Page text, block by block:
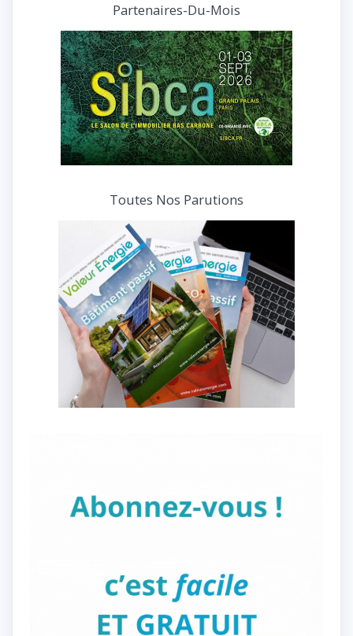
interviews
Partenaires-Du-Mois
Toutes Nos Parutions